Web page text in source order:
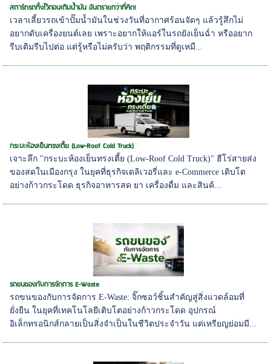
สตาร์ทรถทิ้งไว้ตอนเติมน้ำมัน อันตรายกว่าที่คิด!
เวลาเลี้ยวรถเข้าปั๊มน้ำมันในช่วงวันที่อากาศร้อนจัดๆ แล้วรู้สึกไม่
อยากดับเครื่องยนต์เลย เพราะอยากให้แอร์ในรถยังเย็นฉ่ำ หรืออยาก
รีบเติมรีบไปต่อ แต่รู้หรือไม่ครับว่า พฤติกรรมที่ดูเหมื...
กระบะห้องเย็นทรงเตี้ย (Low-Roof Cold Truck)
เจาะลึก "กระบะห้องเย็นทรงเตี้ย (Low-Roof Cold Truck)" ฮีโร่สายส่ง
ของสดในเมืองกรุง ในยุคที่ธุรกิจเดลิเวอรี่และ e-Commerce เติบโต
อย่างก้าวกระโดด ธุรกิจอาหารสด ยา เครื่องดื่ม และสินค้...
รถขนของกับการจัดการ E-Waste
รถขนของกับการจัดการ E-Waste: จิ๊กซอว์ชิ้นสำคัญสู่สิ่งแวดล้อมที่
ยั่งยืน ในยุคที่เทคโนโลยีเติบโตอย่างก้าวกระโดด อุปกรณ์
อิเล็กทรอนิกส์กลายเป็นสิ่งจำเป็นในชีวิตประจำวัน แต่เหรียญย่อมมี...